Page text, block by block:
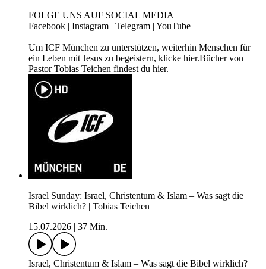
FOLGE UNS AUF SOCIAL MEDIA
⁠Facebook⁠ | ⁠Instagram⁠ | ⁠Telegram⁠ | ⁠YouTube⁠
Um ICF München zu unterstützen, weiterhin Menschen für
ein Leben mit Jesus zu begeistern, klicke ⁠hier.⁠Bücher von
Pastor Tobias Teichen findest du ⁠hier⁠.
Israel Sunday: Israel, Christentum & Islam – Was sagt die
Bibel wirklich? | Tobias Teichen
15.07.2026
37 Min.
Israel, Christentum & Islam – Was sagt die Bibel wirklich?